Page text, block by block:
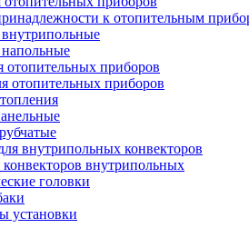
к отопительным
отопительных приборов
отопительных приборов
внутрипольных конвекторов
внутрипольных
головки
установки